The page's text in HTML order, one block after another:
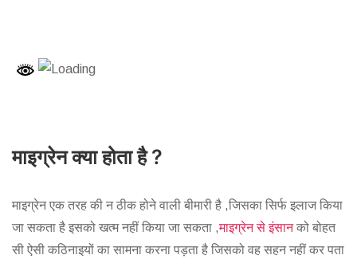
माइग्रेन क्या होता है ?
माइग्रेन एक तरह की न ठीक होने वाली बीमारी है ,जिसका सिर्फ इलाज किया
जा सकता है इसको खत्म नहीं किया जा सकता ,माइग्रेन से इंसानको बोहत
सी ऐसी कठिनाइयों का सामना करना पड़ता है जिसको वह सहन नहीं कर पता